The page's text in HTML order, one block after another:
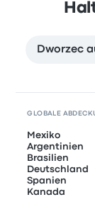
Dworzec
GLOBALE
Mexiko
Argentinien
Brasilien
Deutschland
Spanien
Kanada